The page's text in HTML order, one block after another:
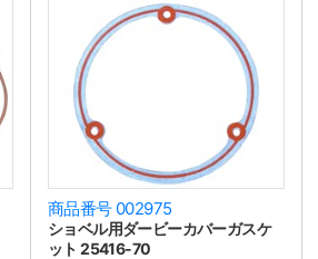
商品番号 002975
ショベル用ダービーカバーガスケ
ット 25416-70